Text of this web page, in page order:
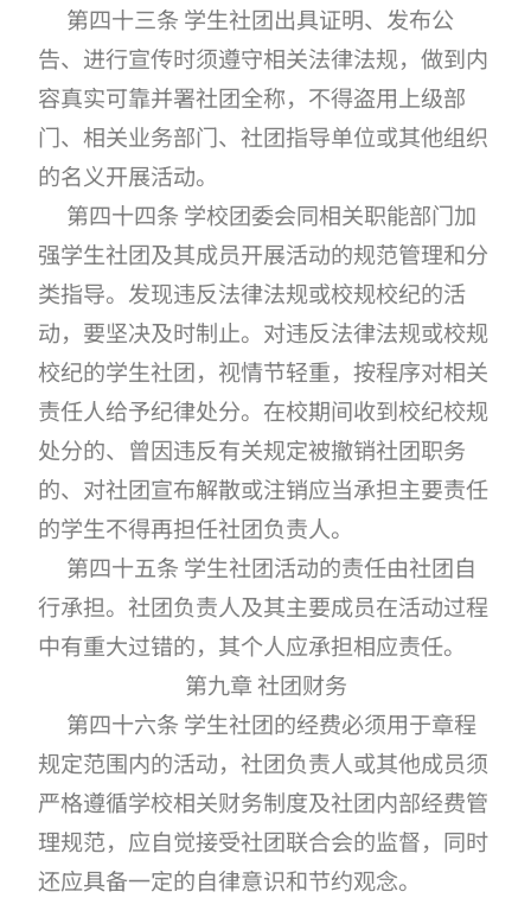
第四十三条 学生社团出具证明、发布公
告、进行宣传时须遵守相关法律法规，做到内
容真实可靠并署社团全称，不得盗用上级部
门、相关业务部门、社团指导单位或其他组织
的名义开展活动。
第四十四条 学校团委会同相关职能部门加
强学生社团及其成员开展活动的规范管理和分
类指导。发现违反法律法规或校规校纪的活
动，要坚决及时制止。对违反法律法规或校规
校纪的学生社团，视情节轻重，按程序对相关
责任人给予纪律处分。在校期间收到校纪校规
处分的、曾因违反有关规定被撤销社团职务
的、对社团宣布解散或注销应当承担主要责任
的学生不得再担任社团负责人。
第四十五条 学生社团活动的责任由社团自
行承担。社团负责人及其主要成员在活动过程
中有重大过错的，其个人应承担相应责任。
第九章 社团财务
第四十六条 学生社团的经费必须用于章程
规定范围内的活动，社团负责人或其他成员须
严格遵循学校相关财务制度及社团内部经费管
理规范，应自觉接受社团联合会的监督，同时
还应具备一定的自律意识和节约观念。